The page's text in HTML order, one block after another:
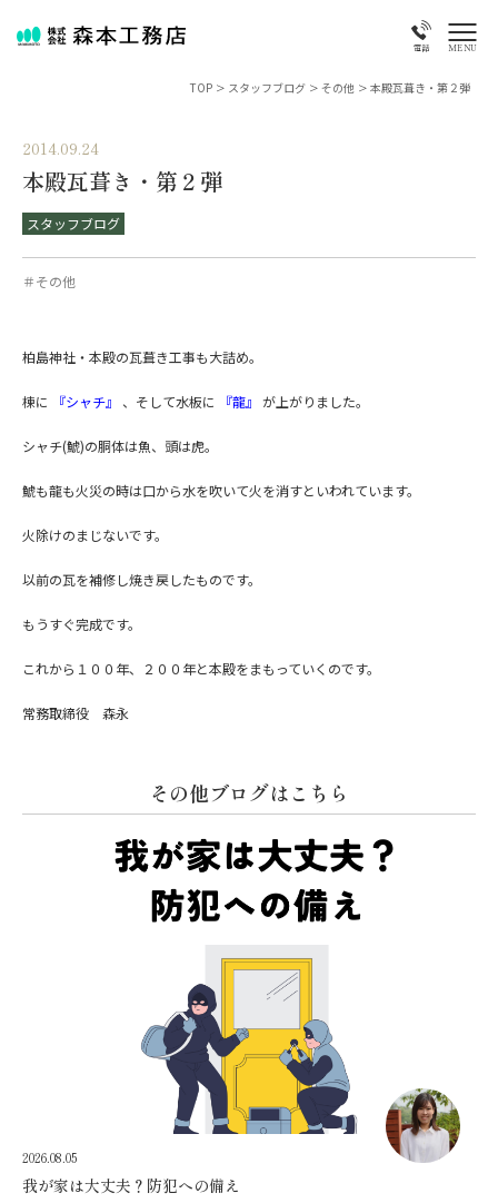
電話 MENU
TOP > スタッフブログ > その他 > 本殿瓦葺き・第２弾
2014.09.24
本殿瓦葺き・第２弾
スタッフブログ
＃その他
柏島神社・本殿の瓦葺き工事も大詰め。
棟に 『シャチ』 、そして水板に 『龍』 が上がりました。
シャチ(鯱)の胴体は魚、頭は虎。
鯱も龍も火災の時は口から水を吹いて火を消すといわれています。
火除けのまじないです。
以前の瓦を補修し焼き戻したものです。
もうすぐ完成です。
これから１００年、２００年と本殿をまもっていくのです。
常務取締役 森永
その他ブログはこちら
2026.08.05
我が家は大丈夫？防犯への備え